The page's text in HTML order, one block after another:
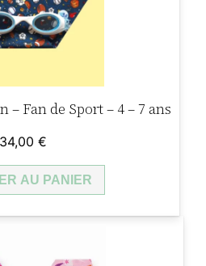
Fan de Sport – 4 – 7 ans
34,00 €
AU PANIER